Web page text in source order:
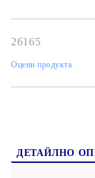
един печат
26165
Оцени продукта
ДЕТАЙЛНО